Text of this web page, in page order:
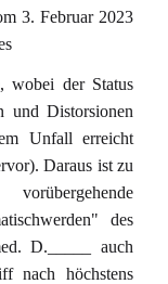
3. Februar 2023
wobei der Status
und Distorsionen
Unfall erreicht
Daraus ist zu
des
D._____ auch
nach höchstens